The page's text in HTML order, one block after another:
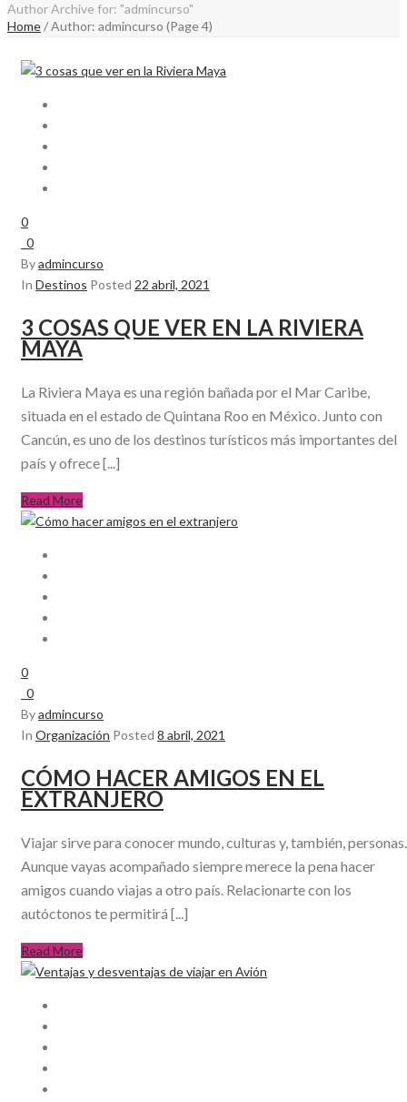
Author Archive for: "admincurso"
Home/ Author: admincurso (Page 4)
0
0
Byadmincurso
In Destinos Posted 22 abril, 2021
3 COSAS QUE VER EN LA RIVIERA
MAYA
La Riviera Maya es una región bañada por el Mar Caribe,
situada en el estado de Quintana Roo en México. Junto con
Cancún, es uno de los destinos turísticos más importantes del
país y ofrece [...]
Read More
0
0
Byadmincurso
In Organización Posted 8 abril, 2021
CÓMO HACER AMIGOS EN EL
EXTRANJERO
Viajar sirve para conocer mundo, culturas y, también, personas.
Aunque vayas acompañado siempre merece la pena hacer
amigos cuando viajas a otro país. Relacionarte con los
autóctonos te permitirá [...]
Read More